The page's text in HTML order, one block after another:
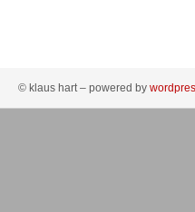
© klaus hart – powered by